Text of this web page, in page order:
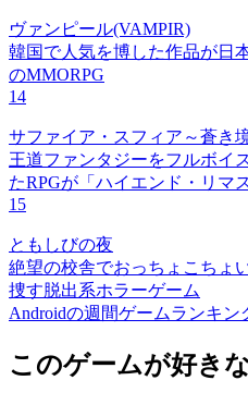
ヴァンピール(VAMPIR)
韓国で人気を博した作品が日
のMMORPG
14
サファイア・スフィア～蒼き
王道ファンタジーをフルボイ
たRPGが「ハイエンド・リマ
15
ともしびの夜
絶望の校舎でおっちょこちょ
捜す脱出系ホラーゲーム
Androidの週間ゲームランキン
このゲームが好き